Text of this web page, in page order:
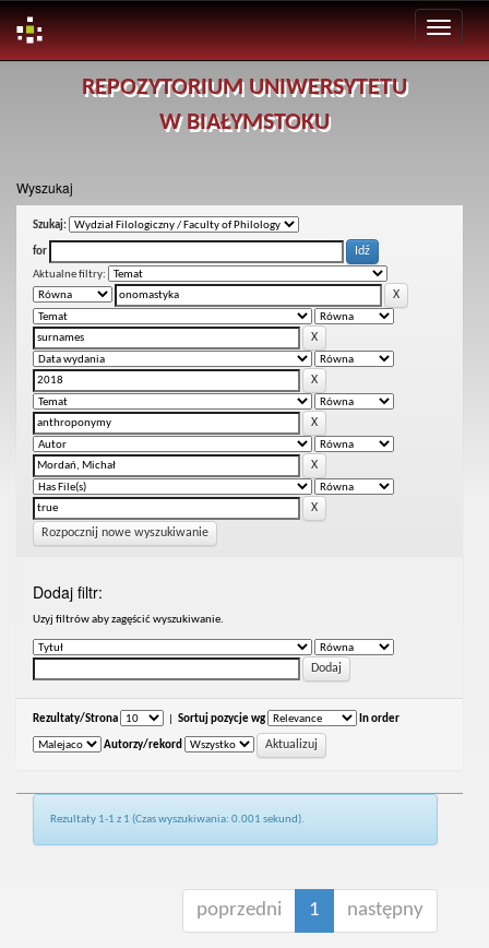
REPOZYTORIUM UNIWERSYTETU
W BIAŁYMSTOKU
Wyszukaj
Szukaj:
for
Aktualne filtry:
Rozpocznij nowe wyszukiwanie
Dodaj filtr:
Uzyj filtrów aby zagęścić wyszukiwanie.
Rezultaty/Strona Sortuj pozycje wg In order
Autorzy/rekord
Rezultaty 1-1 z 1 (Czas wyszukiwania: 0.001 sekund).
poprzedni 1 następny